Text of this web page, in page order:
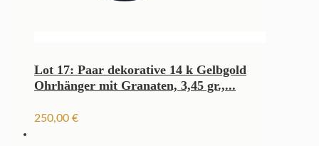
Lot 17: Paar dekorative 14 k Gelbgold
Ohrhänger mit Granaten, 3,45 gr.,...
250,00 €